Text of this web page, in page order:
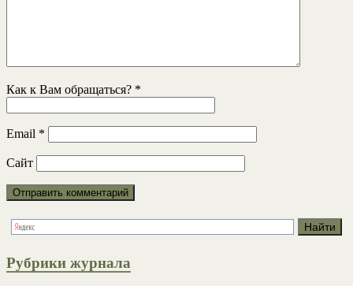
Как к Вам обращаться? *
Email *
Сайт
Рубрики журнала